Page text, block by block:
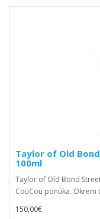
Taylor of Old
100ml
Taylor of Old Bond
CouCou ponúka. Okrem
150,00€